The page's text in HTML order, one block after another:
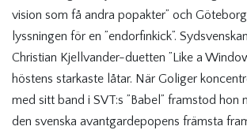
vision som få andra popakter” och
lyssningen för en ”endorfinkick”.
Christian Kjellvander-duetten ”Like a
höstens starkaste låtar. När Goliger
med sitt band i SVT:s ”Babel” framstod hon
den svenska avantgardepopens främsta